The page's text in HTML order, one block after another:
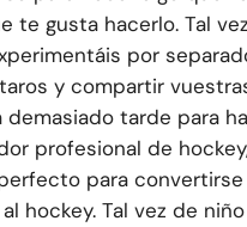
te gusta hacerlo. Tal
por
y compartir
demasiado tarde para
profesional de
para convertirse
hockey. Tal vez de